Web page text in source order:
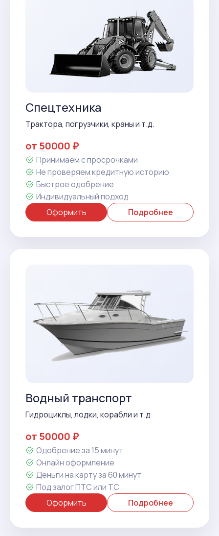
Спецтехника
Трактора, погрузчики, краны и т.д.
от 50000 ₽
Принимаем с просрочками
Не проверяем кредитную историю
Быстрое одобрение
Индивидуальный подход
Оформить
Подробнее
Водный транспорт
Гидроциклы, лодки, корабли и т.д
от 50000 ₽
Одобрение за 15 минут
Онлайн оформление
Деньги на карту за 60 минут
Под залог ПТС или ТС
Оформить
Подробнее